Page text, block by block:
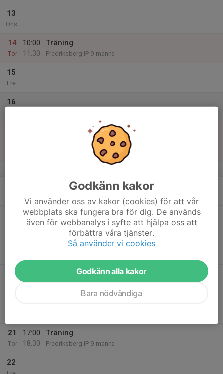
13
Ons
14
Tor
10:00
11:30
Träning
Fredriksberg IP 9-manna
15
Fre
16
Match mot IF Eksjö Fotboll
Fredriksbergs IP 2, Oskarshamn
Lagfotografering pojkar
16:30
21:00
Lagfotografering flickor
Samlingslokalen
Träning + fotografering
21:00
Lagfotografering
Fredriksberg IP
21
Tor
17:00
18:30
Träning
Fredriksberg IP 9-manna
22
Godkänn kakor
Vi använder oss av kakor (cookies) för att vår
webbplats ska fungera bra för dig. De används
även för webbanalys i syfte att hjälpa oss att
förbättra våra tjänster.
Så använder vi cookies
Godkänn alla kakor
Bara nödvändiga